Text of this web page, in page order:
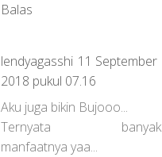
Balas
lendyagasshi 11 September
2018 pukul 07.16
Aku juga bikin Bujooo...
Ternyata banyak
manfaatnya yaa...